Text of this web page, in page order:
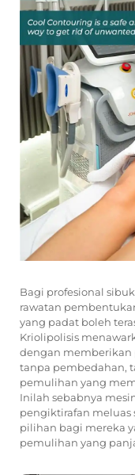
Bagi profesional
rawatan
yang padat boleh
Kriolipolisis
dengan memberikan
tanpa pembedahan,
pemulihan yang
Inilah sebabnya
pengiktirafan meluas
pilihan bagi mereka
pemulihan yang